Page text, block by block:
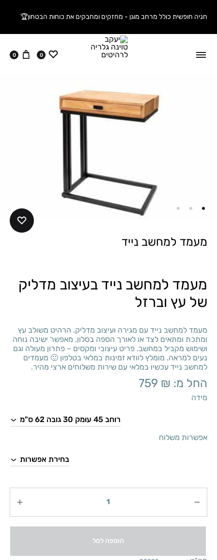
חניה חופשית כולל מרחב מוגן - מחזקים ומחבקים את כוחות הבטחון🏆
ווישליסט
0 עגלה
0
מעמד למחשב נייד
מעמד למחשב נייד בעיצוב מדליק
של עץ וברזל
מעמד למחשב נייד עם מגירה ועיצוב מדליק. הרהיט משולב עץ
ומתכת ומתאים לצד או לאורך הספה בסלון, מאפשר ישיבה נוחה
ושימוש מקביל במחשב. פריט עיצובי ומקסים – פתרון מעולה וגם
נעים למראה. מומלץ לוודא זמינות במלאי בטלפון 🙂 מעמדים
למחשב נייד עכשיו במלאי עם שירות משלוחים ארצי מהיר.
החל מ: 759 ₪
מידה
אפשרות משלוח
הוספה לסל